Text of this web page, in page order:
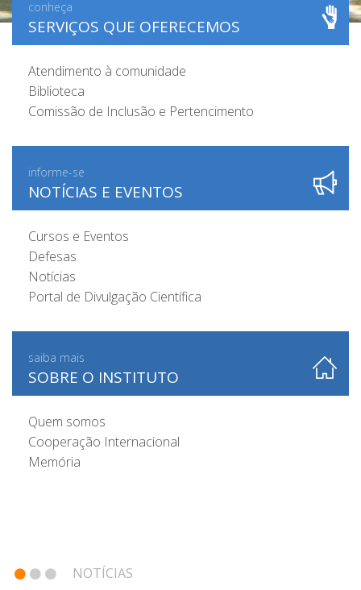
conheça
SERVIÇOS QUE OFERECEMOS
Atendimento à comunidade
Biblioteca
Comissão de Inclusão e Pertencimento
informe-se
NOTÍCIAS E EVENTOS
Cursos e Eventos
Defesas
Notícias
Portal de Divulgação Científica
saiba mais
SOBRE O INSTITUTO
Quem somos
Cooperação Internacional
Memória
NOTÍCIAS